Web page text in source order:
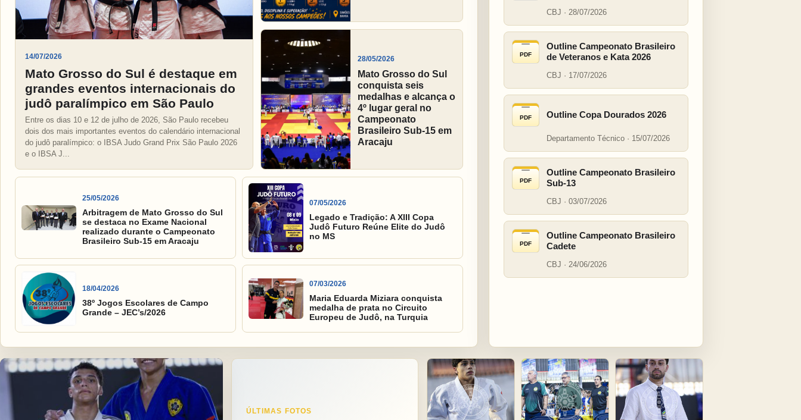
14/07/2026
Mato Grosso do Sul é destaque em
grandes eventos internacionais do
judô paralímpico em São Paulo
Entre os dias 10 e 12 de julho de 2026, São Paulo recebeu
dois dos mais importantes eventos do calendário internacional
do judô paralímpico: o IBSA Judo Grand Prix São Paulo 2026
e o IBSA J...
28/05/2026
Mato Grosso do Sul
conquista seis
medalhas e alcança o
4º lugar geral no
Campeonato
Brasileiro Sub-15 em
Aracaju
25/05/2026
Arbitragem de Mato Grosso do Sul
se destaca no Exame Nacional
realizado durante o Campeonato
Brasileiro Sub-15 em Aracaju
07/05/2026
Legado e Tradição: A XIII Copa
Judô Futuro Reúne Elite do Judô
no MS
18/04/2026
38º Jogos Escolares de Campo
Grande – JEC’s/2026
07/03/2026
Maria Eduarda Miziara conquista
medalha de prata no Circuito
Europeu de Judô, na Turquia
CBJ · 28/07/2026
PDF
Outline Campeonato Brasileiro
de Veteranos e Kata 2026
CBJ · 17/07/2026
PDF Outline Copa Dourados 2026
Departamento Técnico · 15/07/2026
PDF
Outline Campeonato Brasileiro
Sub-13
CBJ · 03/07/2026
PDF
Outline Campeonato Brasileiro
Cadete
CBJ · 24/06/2026
ÚLTIMAS FOTOS